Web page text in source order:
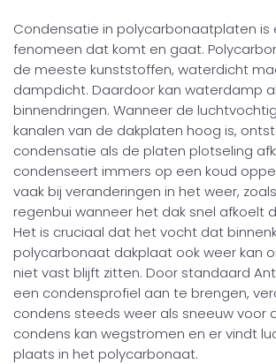
Condensatie in polycarbonaatplaten is
fenomeen dat komt en gaat.
de meeste kunststoffen, waterdicht
dampdicht. Daardoor kan waterdamp
binnendringen. Wanneer de
kanalen van de dakplaten hoog is,
condensatie als de platen plotseling
condenseert immers op een koud
vaak bij veranderingen in het weer,
regenbui wanneer het dak snel afkoelt
Het is cruciaal dat het vocht dat
polycarbonaat dakplaat ook weer kan
niet vast blijft zitten. Door standaard
een condensprofiel aan te brengen,
condens steeds weer als sneeuw voor
condens kan wegstromen en er vindt
plaats in het polycarbonaat.